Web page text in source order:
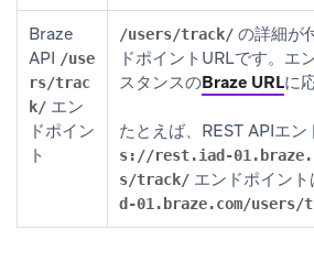
Braze
API /use
rs/trac
k/ エン
ドポイン
ト
/users/track/ の詳細が
ドポイントURLです。エ
スタンスのBraze URLに
たとえば、REST APIエ
s://rest.iad-
s/track/ エンドポイント
d-01.braze.com/users/